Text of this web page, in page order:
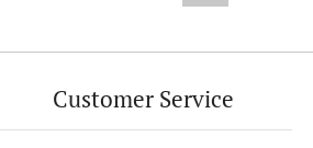
Customer Service